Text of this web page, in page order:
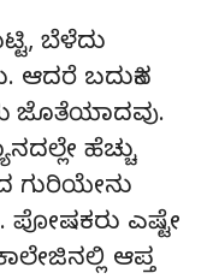
ಬೆಳೆದು
ಆದರೆ ಬದುಕಿನ
ಜೊತೆಯಾದವು.
ಹೆಚ್ಚು
ಗುರಿಯೇನು
ಎಷ್ಟೇ
ಆಪ್ತ